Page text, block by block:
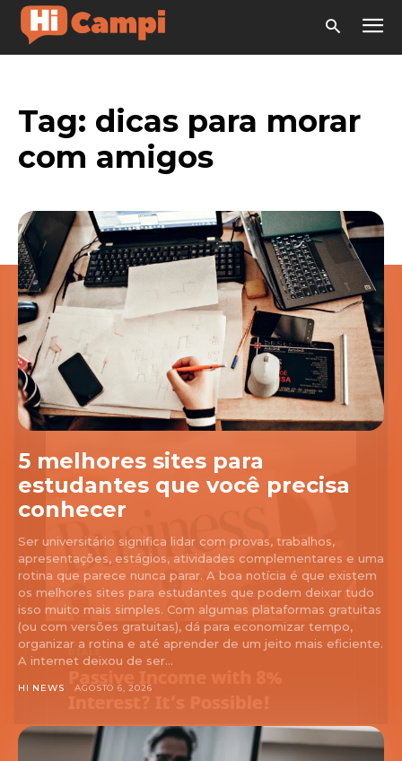
Tag: dicas para morar
com amigos
5 melhores sites para
estudantes que você precisa
conhecer
Ser universitário significa lidar com provas, trabalhos,
apresentações, estágios, atividades complementares e uma
rotina que parece nunca parar. A boa notícia é que existem
os melhores sites para estudantes que podem deixar tudo
isso muito mais simples. Com algumas plataformas gratuitas
(ou com versões gratuitas), dá para economizar tempo,
organizar a rotina e até aprender de um jeito mais eficiente.
A internet deixou de ser...
HI NEWS AGOSTO 6, 2026